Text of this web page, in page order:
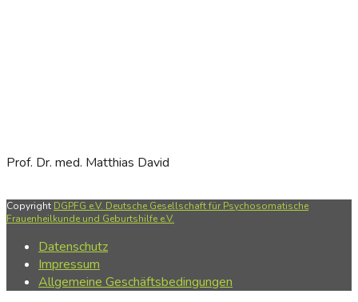
Prof. Dr. med. Matthias David
Copyright DGPFG e.V. Deutsche Gesellschaft für Psychosomatische
Frauenheilkunde und Geburtshilfe e.V.
Datenschutz
Impressum
Allgemeine Geschäftsbedingungen